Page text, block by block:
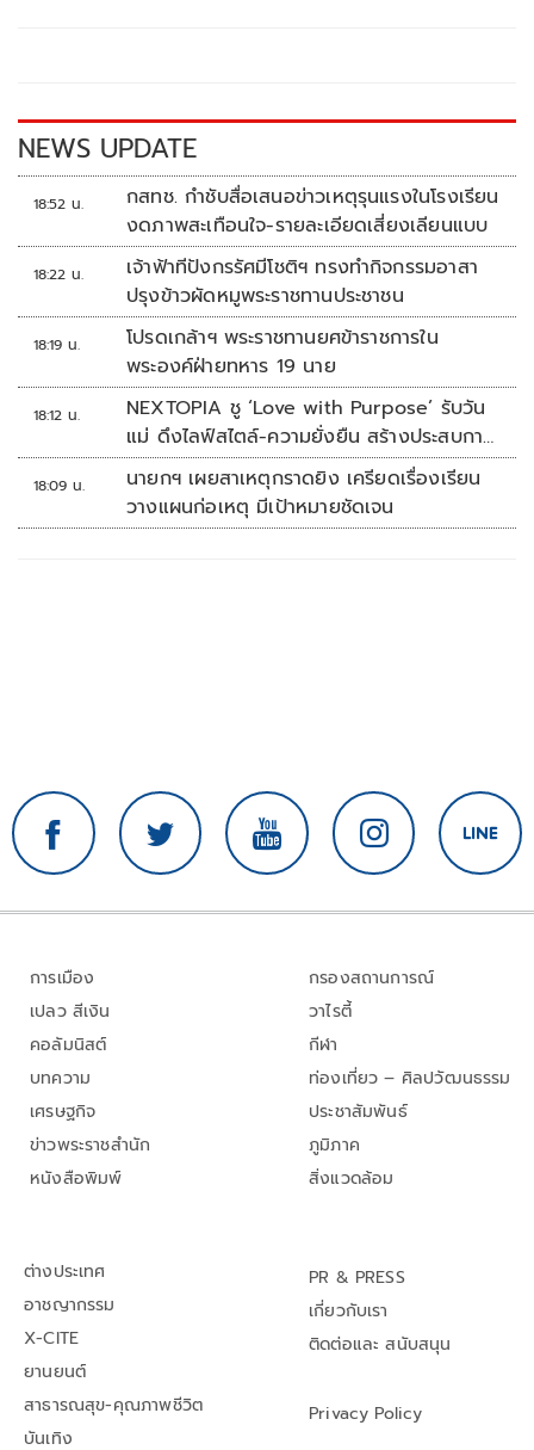
k k
NEWS UPDATE
18:52 น.
กสทช. กำชับสื่อเสนอข่าวเหตุรุนแรงในโรงเรียน
งดภาพสะเทือนใจ-รายละเอียดเสี่ยงเลียนแบบ
18:22 น.
เจ้าฟ้าทีปังกรรัศมีโชติฯ ทรงทำกิจกรรมอาสา
ปรุงข้าวผัดหมูพระราชทานประชาชน
18:19 น.
โปรดเกล้าฯ พระราชทานยศข้าราชการใน
พระองค์ฝ่ายทหาร 19 นาย
18:12 น.
NEXTOPIA ชู ‘Love with Purpose’ รับวัน
แม่ ดึงไลฟ์สไตล์-ความยั่งยืน สร้างประสบกา
รณ์ช้อปปิงมีความหมาย
18:09 น.
นายกฯ เผยสาเหตุกราดยิง เครียดเรื่องเรียน
วางแผนก่อเหตุ มีเป้าหมายชัดเจน
การเมือง
เปลว สีเงิน
คอลัมนิสต์
บทความ
เศรษฐกิจ
ข่าวพระราชสำนัก
หนังสือพิมพ์
กรองสถานการณ์
วาไรตี้
กีฬา
ท่องเที่ยว – ศิลปวัฒนธรรม
ประชาสัมพันธ์
ภูมิภาค
สิ่งแวดล้อม
ต่างประเทศ
อาชญากรรม
X-CITE
ยานยนต์
สาธารณสุข-คุณภาพชีวิต
บันเทิง
PR & PRESS
เกี่ยวกับเรา
ติดต่อและ สนับสนุน
Privacy Policy